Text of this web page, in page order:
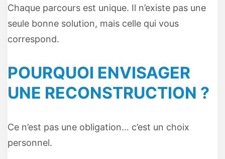
Chaque parcours est unique. Il n’existe pas une
seule bonne solution, mais celle qui vous
correspond.
POURQUOI ENVISAGER
UNE RECONSTRUCTION ?
Ce n’est pas une obligation… c’est un choix
personnel.